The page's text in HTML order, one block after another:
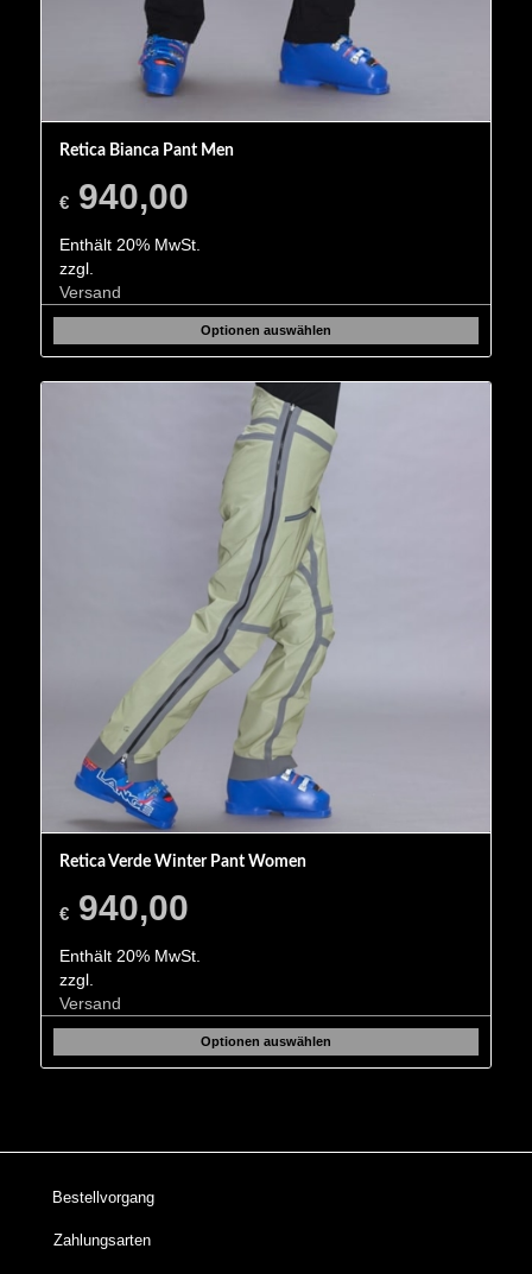
Retica Bianca Pant Men
€940,00
Enthält 20% MwSt.
zzgl.
Versand
Optionen auswählen
Retica Verde Winter Pant Women
€940,00
Enthält 20% MwSt.
zzgl.
Versand
Optionen auswählen
Bestellvorgang
Zahlungsarten